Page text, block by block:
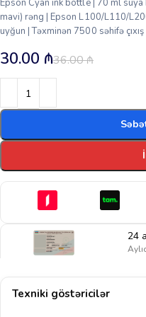
Epson Cyan ink bottle | 70 ml
mavi) rəng | Epson L100/L110/
uyğun | Təxminən 7500 səhifə
36.00₼
30.00 ₼
24
Texniki göstəricilər